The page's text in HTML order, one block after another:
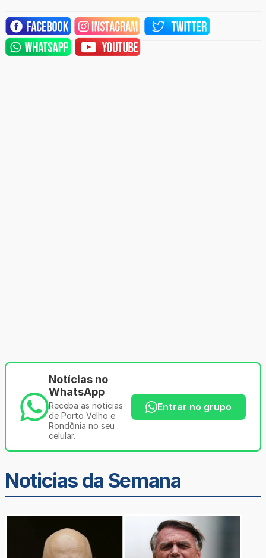
Notícias no
WhatsApp
Receba as notícias
de Porto Velho e
Rondônia no seu
celular.
Entrar no grupo
Noticias da Semana